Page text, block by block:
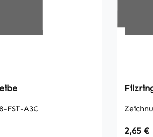
FST-A3C
2,65 €